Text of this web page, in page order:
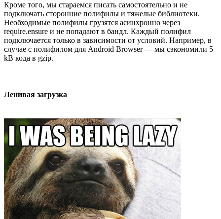
Кроме того, мы стараемся писать самостоятельно и не
подключать сторонние полифилы и тяжелые библиотеки.
Необходимые полифилы грузятся асинхронно через
require.ensure и не попадают в бандл. Каждый полифил
подключается только в зависимости от условий. Например, в
случае с полифилом для Android Browser — мы сэкономили 5
kB кода в gzip.
Ленивая загрузка